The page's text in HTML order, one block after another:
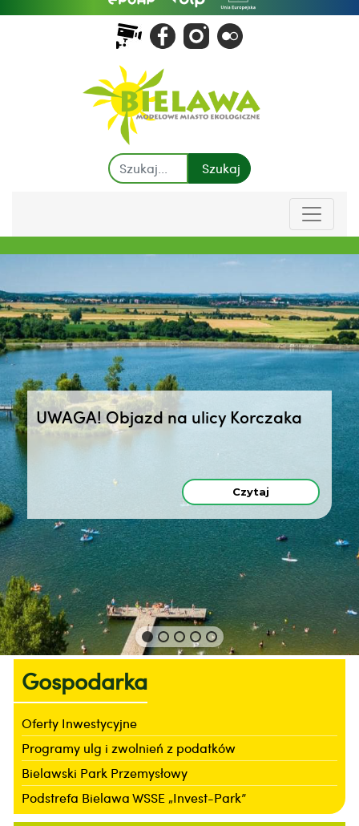
Szukaj
UWAGA! Objazd na ulicy Korczaka
Czytaj
Gospodarka
Oferty Inwestycyjne
Programy ulg i zwolnień z podatków
Bielawski Park Przemysłowy
Podstrefa Bielawa WSSE „Invest-Park”